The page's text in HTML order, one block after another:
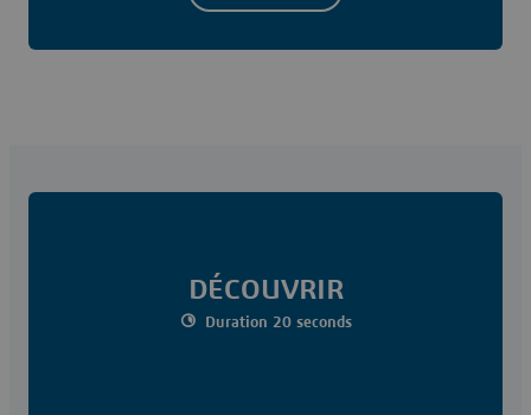
DÉCOUVRIR
Duration 20 seconds